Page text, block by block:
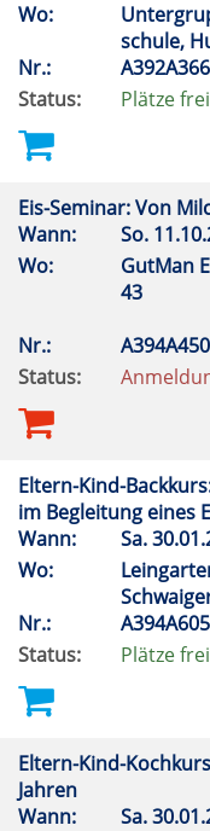
Wo:
schule,
Nr.:
A392A366
Status:
Plätze frei
Eis-Seminar: Von
Wann:
So.
Wo:
GutMan
43
Nr.:
A394A450
Status:
Eltern-Kind-
im Begleitung eines
Wann:
Sa.
Wo:
Nr.:
A394A605
Status:
Plätze frei
Eltern-Kind-
Jahren
Wann:
Sa.